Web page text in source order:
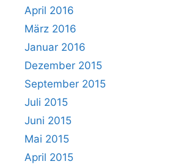
April 2016
März 2016
Januar 2016
Dezember 2015
September 2015
Juli 2015
Juni 2015
Mai 2015
April 2015